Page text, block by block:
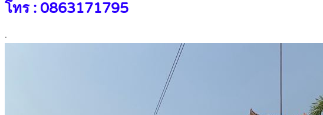
โทร : 0863171795
.